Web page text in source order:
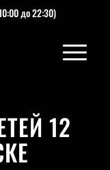
до 22:30)
12